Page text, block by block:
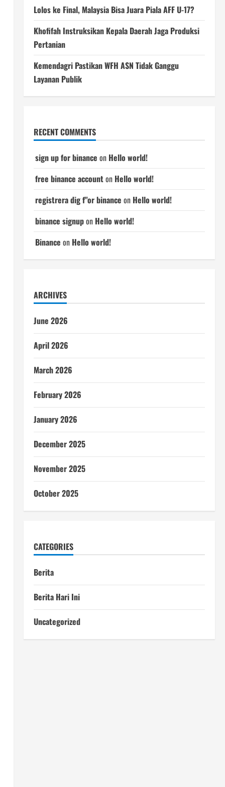
Lolos ke Final, Malaysia Bisa Juara Piala AFF U-17?
Khofifah Instruksikan Kepala Daerah Jaga Produksi
Pertanian
Kemendagri Pastikan WFH ASN Tidak Ganggu
Layanan Publik
RECENT COMMENTS
sign up for binance on Hello world!
free binance accounton Hello world!
registrera dig f"or binance on Hello world!
binance signupon Hello world!
Binance on Hello world!
ARCHIVES
June 2026
April 2026
March 2026
February 2026
January 2026
December 2025
November 2025
October 2025
CATEGORIES
Berita
Berita Hari Ini
Uncategorized